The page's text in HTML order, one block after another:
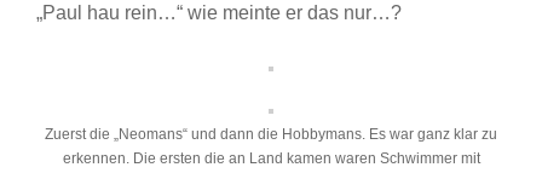
„Paul hau rein…“ wie meinte er das nur…?
Zuerst die „Neomans“ und dann die Hobbymans. Es war ganz klar zu
erkennen. Die ersten die an Land kamen waren Schwimmer mit